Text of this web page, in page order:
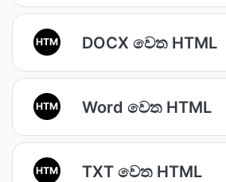
HTM DOCX වෙත HTML
HTM Word වෙත HTML
HTM TXT වෙත HTML